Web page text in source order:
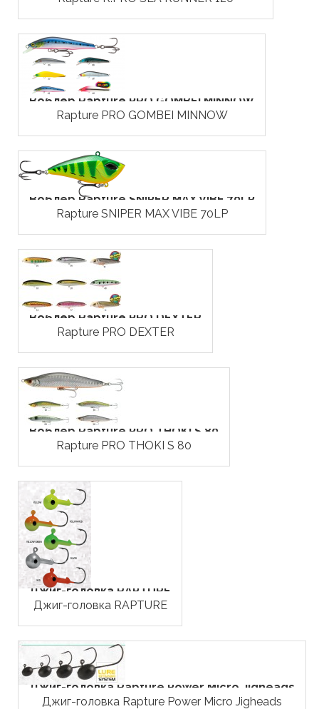
Воблер Rapture PRO GOMBEI MINNOW
Rapture PRO GOMBEI MINNOW
Воблер Rapture SNIPER MAX VIBE 70LP
Rapture SNIPER MAX VIBE 70LP
Воблер Rapture PRO DEXTER
Rapture PRO DEXTER
Воблер Rapture PRO THOKI S 80
Rapture PRO THOKI S 80
Джиг-головка RAPTURE
Джиг-головка RAPTURE
Джиг-головка Rapture Power Micro Jigheads
Джиг-головка Rapture Power Micro Jigheads